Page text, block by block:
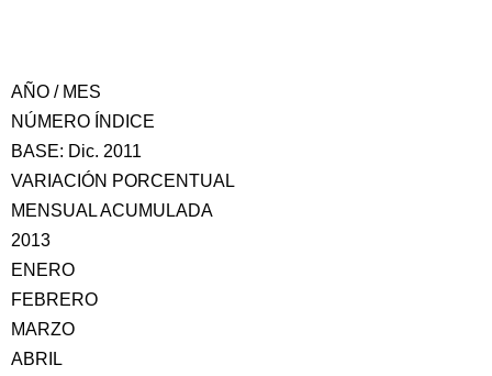
AÑO / MES
NÚMERO ÍNDICE
BASE: Dic. 2011
VARIACIÓN PORCENTUAL
MENSUAL ACUMULADA
2013
ENERO
FEBRERO
MARZO
ABRIL